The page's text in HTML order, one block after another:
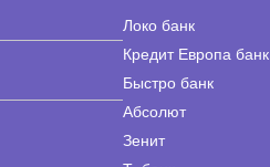
Локо банк
Кредит Европа банк
Быстро банк
Абсолют
Зенит